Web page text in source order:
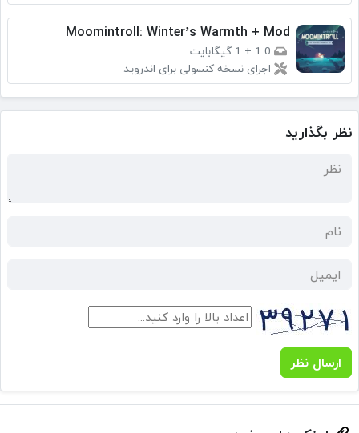
Moomintroll: Winter’s Warmth + Mod
1.0
+ 1 گیگابایت
اجرای نسخه کنسولی برای اندروید
نظر بگذارید
ارسال نظر